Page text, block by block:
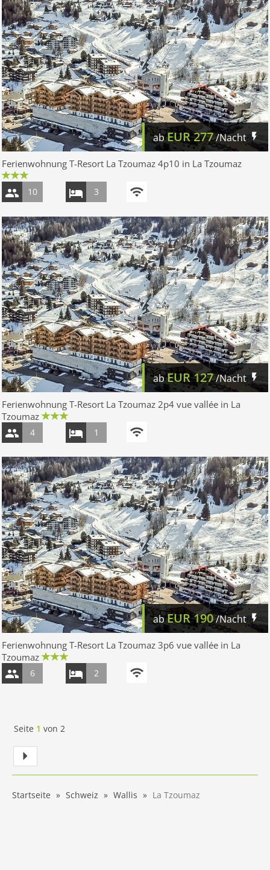
abEUR277/Nacht
Ferienwohnung T-Resort La Tzoumaz 4p10 in La Tzoumaz
10 3
abEUR127/Nacht
Ferienwohnung T-Resort La Tzoumaz 2p4 vue vallée in La
Tzoumaz
4 1
abEUR190/Nacht
Ferienwohnung T-Resort La Tzoumaz 3p6 vue vallée in La
Tzoumaz
6 2
Seite 1 von 2
Startseite Schweiz Wallis La Tzoumaz